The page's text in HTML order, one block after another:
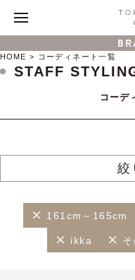
HOME コーディネート一覧
STAFF
コーデ
絞
161cm～165cm
ikka